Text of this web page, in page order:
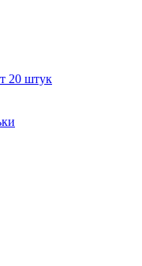
20 штук